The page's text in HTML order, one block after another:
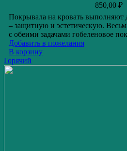
850,00 ₽
Покрывала на кровать выполняют
– защитную и эстетическую.
с обеими задачами гобеленовое
Добавить в пожелания
В корзину
Горячий